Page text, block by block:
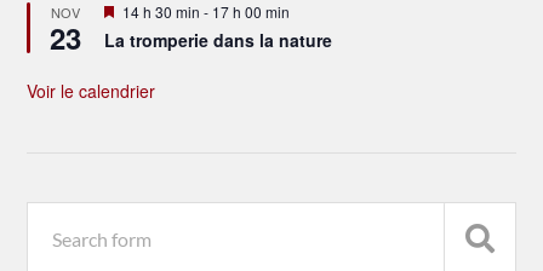
NOV
23
Mis
avant
14 h 30 min - 17 h 00 min
La tromperie dans la nature
Voir le calendrier